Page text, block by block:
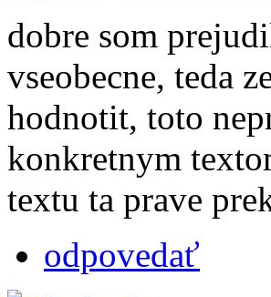
dobre som
vseobecne, teda
hodnotit, toto
konkretnym
textu ta prave
odpovedať